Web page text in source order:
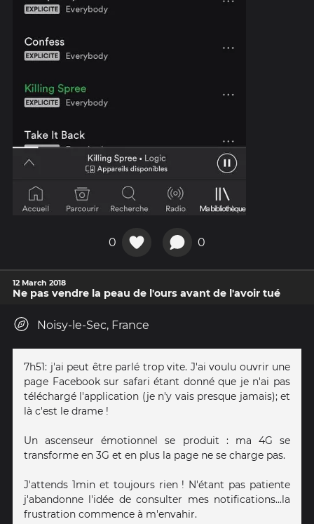
0 0
12 March 2018
Ne pas vendre la peau de l'ours avant de l'avoir tué
Noisy-le-Sec, France
7h51: j'ai peut être parlé trop vite. J'ai voulu ouvrir une
page Facebook sur safari étant donné que je n'ai pas
téléchargé l'application (je n'y vais presque jamais); et
là c'est le drame !
Un ascenseur émotionnel se produit : ma 4G se
transforme en 3G et en plus la page ne se charge pas.
J'attends 1min et toujours rien ! N'étant pas patiente
j'abandonne l'idée de consulter mes notifications...la
frustration commence à m'envahir.